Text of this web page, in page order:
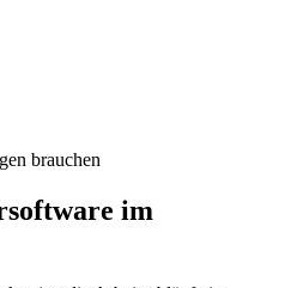
brauchen
im